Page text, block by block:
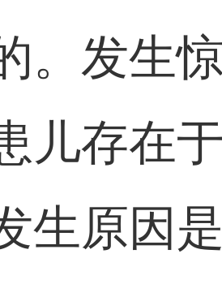
。发生
儿存在
生原因